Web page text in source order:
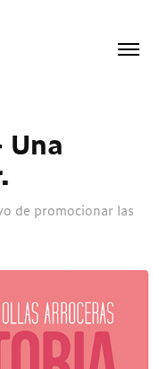
Una
de promocionar las